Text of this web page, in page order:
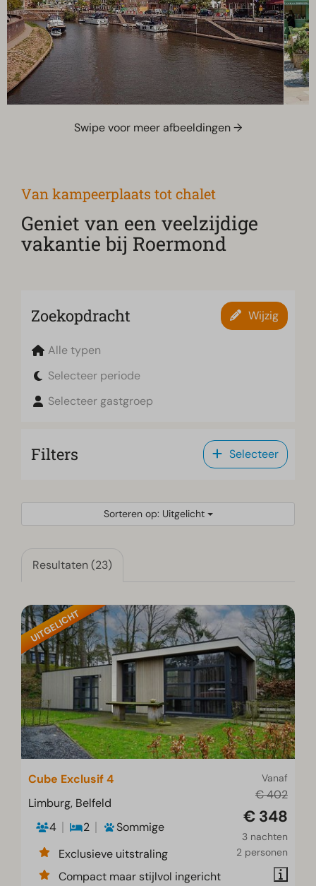
Swipe voor meer afbeeldingen →
Van kampeerplaats tot chalet
Geniet van een veelzijdige
vakantie bij Roermond
Zoekopdracht Wijzig
Alle typen
Selecteer periode
Selecteer gastgroep
Filters Selecteer
Sorteren op: Uitgelicht
Resultaten (23)
UITGELICHT
Vanaf
€ 402
€ 348
3 nachten
2 personen
Cube Exclusif 4
Limburg, Belfeld
4
2
Sommige
Exclusieve uitstraling
Compact maar stijlvol ingericht